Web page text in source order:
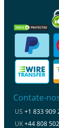
Contate-
US +1 833 909
UK+44 808